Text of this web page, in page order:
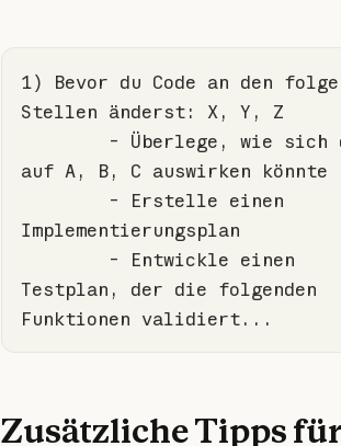
1) Bevor du Code an den
	-
Überlege, wie sich
	-
Erstelle einen
	-
Entwickle einen
Testplan, der die folgenden
Funktionen validiert...
Zusätzliche Tipps